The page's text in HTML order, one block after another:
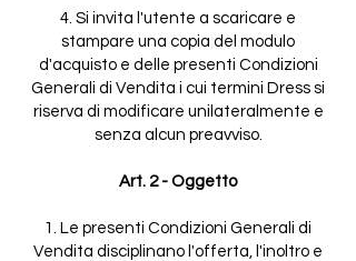
4. Si invita l'utente a scaricare e
stampare una copia del modulo
d'acquisto e delle presenti Condizioni
Generali di Vendita i cui termini Dress si
riserva di modificare unilateralmente e
senza alcun preavviso.
Art. 2 - Oggetto
1. Le presenti Condizioni Generali di
Vendita disciplinano l'offerta, l'inoltro e